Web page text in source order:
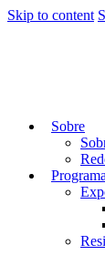
Skip to content
Sobre
Programa